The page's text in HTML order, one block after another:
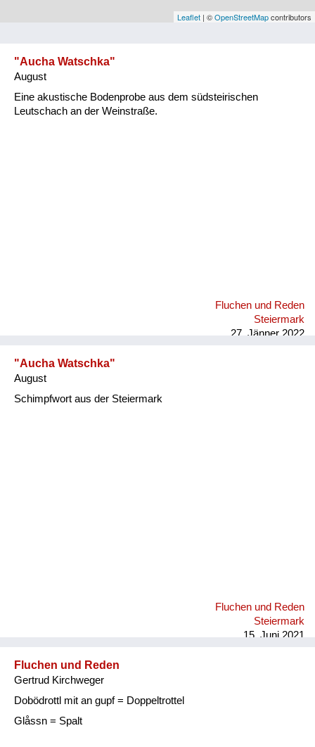
Vorarlberg
Natur und Landwirtschaft
Leaflet | ©OpenStreetMapcontributors
"Aucha Watschka"
August
Eine akustische Bodenprobe aus dem südsteirischen
Leutschach an der Weinstraße.
Fluchen und Reden
Steiermark
27. Jänner 2022
"Aucha Watschka"
August
Schimpfwort aus der Steiermark
Fluchen und Reden
Steiermark
15. Juni 2021
Fluchen und Reden
Gertrud Kirchweger
Dobödrottl mit an gupf = Doppeltrottel
Glåssn = Spalt